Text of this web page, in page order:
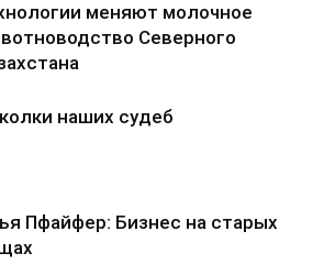
меняют молочное
Северного
наших судеб
Пфайфер: Бизнес на старых